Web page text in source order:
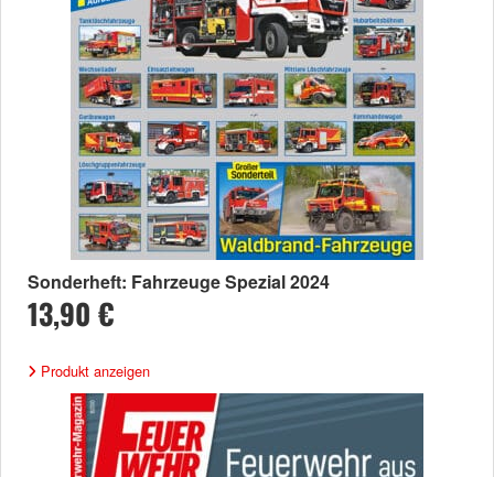
Sonderheft: Fahrzeuge Spezial 2024
13,90 €
Produkt anzeigen